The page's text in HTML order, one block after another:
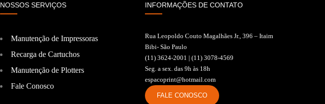
NOSSOS SERVIÇOS
Manutenção de Impressoras
Recarga de Cartuchos
Manutenção de Plotters
Fale Conosco
INFORMAÇÕES DE CONTATO
Rua Leopoldo Couto Magalhães Jr., 396 – Itaim
Bibi- São Paulo
(11) 3624-2001 | (11) 3078-4569
Seg. a sex. das 9h às 18h
espacoprint@hotmail.com
FALE CONOSCO